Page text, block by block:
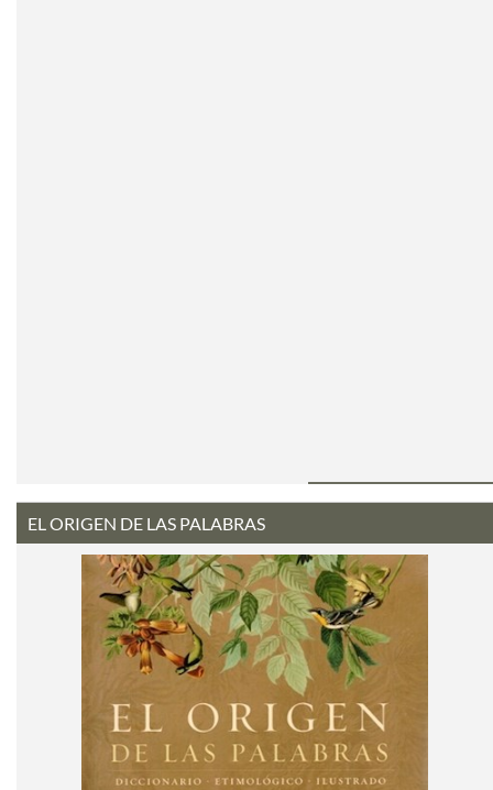
EL ORIGEN DE LAS PALABRAS